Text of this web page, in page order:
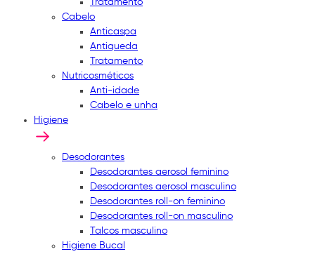
Tratamento
Cabelo
Anticaspa
Antiqueda
Tratamento
Nutricosméticos
Anti-idade
Cabelo e unha
Higiene
Desodorantes
Desodorantes aerosol feminino
Desodorantes aerosol masculino
Desodorantes roll-on feminino
Desodorantes roll-on masculino
Talcos masculino
Higiene Bucal